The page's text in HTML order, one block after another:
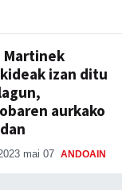
Martinek
izan ditu
aurkako
mai 07 ANDOAIN